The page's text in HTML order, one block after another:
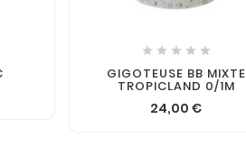

    
GIGOTEUSE BB MIXTE
TROPICLAND 0/1M
24,00 €